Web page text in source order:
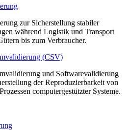
zur Sicherstellung stabiler
während Logistik und Transport
bis zum Verbraucher.
(CSV)
und Softwarevalidierung
der Reproduzierbarkeit von
computergestützter Systeme.